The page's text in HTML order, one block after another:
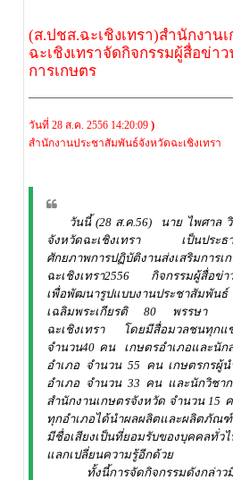
(ส.ปชส.ฉะเชิงเทรา)สำนักงาน
ฉะเชิงเทราจัดกิจกรรมผู้สื่อข่า
การเกษตร
วันที่ 28 ส.ค. 2556 14:20:09 )
สำนักงานประชาสัมพันธ์จังหวัดฉะเชิงเทรา
วันนี้ (28 ส.ค.56) นาย ไพศาล
จังหวัดฉะเชิงเทรา เป็นประธาน
ศักยภาพการปฏิบัติงานส่งเสริมการเ
ฉะเชิงเทรา2556 กิจกรรมผู้สื่อข่า
เพื่อพัฒนารูปแบบงานประช
เฉลิมพระเกียรติ 80 พรรษา ส
ฉะเชิงเทรา โดยมีสื่อมวลชนทุกแข
จำนวน40 คน เกษตรอำเภอและนัก
อำเภอ จำนวน 55 คน เกษตรกรผู้น
อำเภอ จำนวน 33 คน และนักวิชาก
สำนักงานเกษตรจังหวัด จำนวน 15
ทุกอำเภอได้นำผลผลิตและผลิตภัณ
มีชื่อเสียงเป็นที่ยอมรับของบุคคลทั่
แลกเปลี่ยนความรู้อีกด้วย
ทั้งนี้การจัดกิจกรรมดังกล่าวมีวั